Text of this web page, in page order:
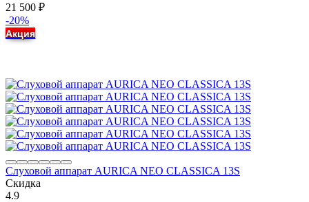
21 500 ₽
-20%
Акция
Слуховой аппарат AURICA NEO CLASSICA 13S
Скидка
4.9